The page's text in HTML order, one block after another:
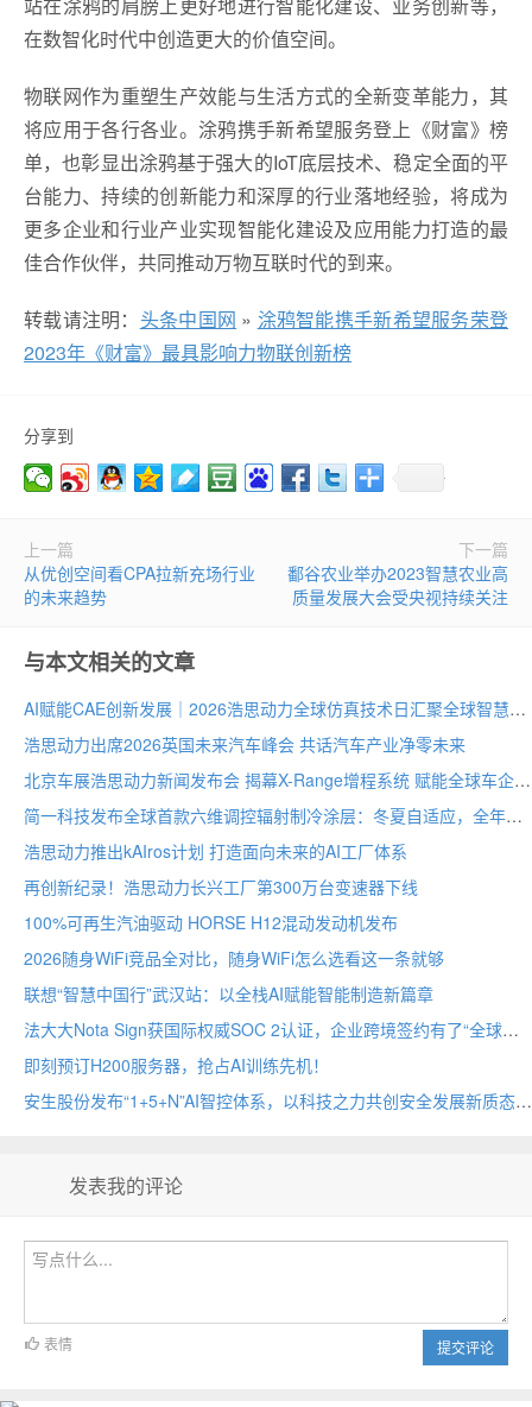
在数智化时代中创造更大的价值空间。
物联网作为重塑生产效能与生活方式的全新变革能力，其
将应用于各行各业。涂鸦携手新希望服务登上《财富》榜
单，也彰显出涂鸦基于强大的IoT底层技术、稳定全面的平
台能力、持续的创新能力和深厚的行业落地经验，将成为
更多企业和行业产业实现智能化建设及应用能力打造的最
佳合作伙伴，共同推动万物互联时代的到来。
转载请注明： 头条中国网 » 涂鸦智能携手新希望服务荣登
2023年《财富》最具影响力物联创新榜
分享到
上一篇
从优创空间看CPA拉新充场行业
的未来趋势
下一篇
鄱谷农业举办2023智慧农业高
质量发展大会受央视持续关注
与本文相关的文章
AI赋能CAE创新发展｜2026浩思动力全球仿真技术日汇聚全球智慧
浩思动力出席2026英国未来汽车峰会 共话汽车产业净零未来
北京车展浩思动力新闻发布会 揭幕X-Range增程系统 赋能全球车企纯电平台混动化
简一科技发布全球首款六维调控辐射制冷涂层：冬夏自适应，全年节能30–40%
浩思动力推出kAIros计划 打造面向未来的AI工厂体系
再创新纪录！浩思动力长兴工厂第300万台变速器下线
100%可再生汽油驱动 HORSE H12混动发动机发布
2026随身WiFi竞品全对比，随身WiFi怎么选看这一条就够
联想“智慧中国行”武汉站：以全栈AI赋能智能制造新篇章
法大大Nota Sign获国际权威SOC 2认证，企业跨境签约有了“全球通行证”
即刻预订H200服务器，抢占AI训练先机！
安生股份发布“1+5+N”AI智控体系，以科技之力共创安全发展新质态
发表我的评论
提交评论
表情